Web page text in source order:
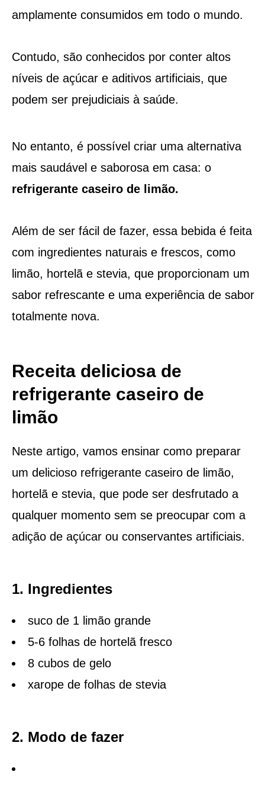
amplamente consumidos em todo o mundo.
Contudo, são conhecidos por conter altos
níveis de açúcar e aditivos artificiais, que
podem ser prejudiciais à saúde.
No entanto, é possível criar uma alternativa
mais saudável e saborosa em casa: o
refrigerante caseiro de limão.
Além de ser fácil de fazer, essa bebida é feita
com ingredientes naturais e frescos, como
limão, hortelã e stevia, que proporcionam um
sabor refrescante e uma experiência de sabor
totalmente nova.
Receita deliciosa de
refrigerante caseiro de
limão
Neste artigo, vamos ensinar como preparar
um delicioso refrigerante caseiro de limão,
hortelã e stevia, que pode ser desfrutado a
qualquer momento sem se preocupar com a
adição de açúcar ou conservantes artificiais.
1. Ingredientes
suco de 1 limão grande
5-6 folhas de hortelã fresco
8 cubos de gelo
xarope de folhas de stevia
2. Modo de fazer